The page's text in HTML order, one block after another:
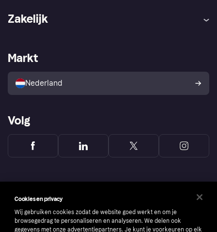
Winkeloverzicht
Kopersbescherming voor
consumenten
Zakelijk
Zakelijke login
Markt
Nederland
Volg
Cookies en privacy
Wij gebruiken cookies zodat de website goed werkt en om je
browsegedrag te personaliseren en analyseren. We delen ook
gegevens met onze advertentiepartners. Je kunt je voorkeuren op elk